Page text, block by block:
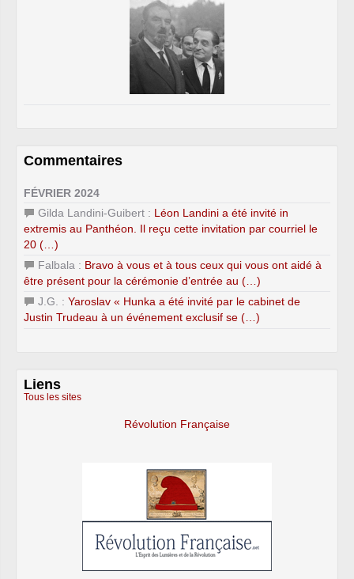
Commentaires
FÉVRIER 2024
Gilda Landini-Guibert : Léon Landini a été invité in
extremis au Panthéon. Il reçu cette invitation par courriel le
20 (…)
Falbala : Bravo à vous et à tous ceux qui vous ont aidé à
être présent pour la cérémonie d’entrée au (…)
J.G. : Yaroslav « Hunka a été invité par le cabinet de
Justin Trudeau à un événement exclusif se (…)
Liens
Tous les sites
Révolution Française